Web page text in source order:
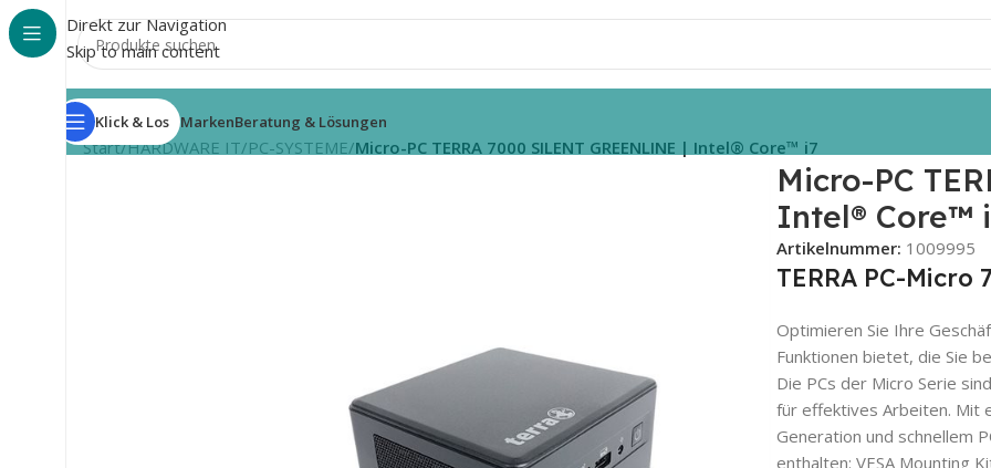
Direkt zur Navigation
Skip to main content
Klick & Los MarkenBeratung & Lösungen
Start/HARDWARE IT/PC-SYSTEME/Micro-PC TERRA 7000 SILENT GREENLINE | Intel® Core™ i7
Micro-PC
Intel® Core™
Artikelnummer: 1009995
TERRA PC-Micro
Optimieren Sie Ihre
Funktionen bietet, die Sie
Die PCs der Micro Serie
für effektives Arbeiten. Mit
Generation und schnellem
enthalten: VESA Mounting